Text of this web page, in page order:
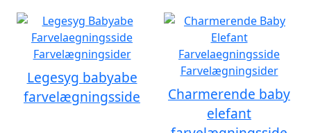
Legesyg babyabe
farvelægningsside
Charmerende baby
elefant